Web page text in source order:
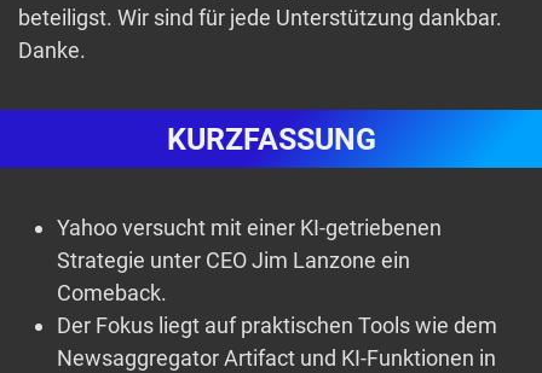
beteiligst. Wir sind für jede Unterstützung dankbar.
Danke.
KURZFASSUNG
Yahoo versucht mit einer KI-getriebenen
Strategie unter CEO Jim Lanzone ein
Comeback.
Der Fokus liegt auf praktischen Tools wie dem
Newsaggregator Artifact und KI-Funktionen in